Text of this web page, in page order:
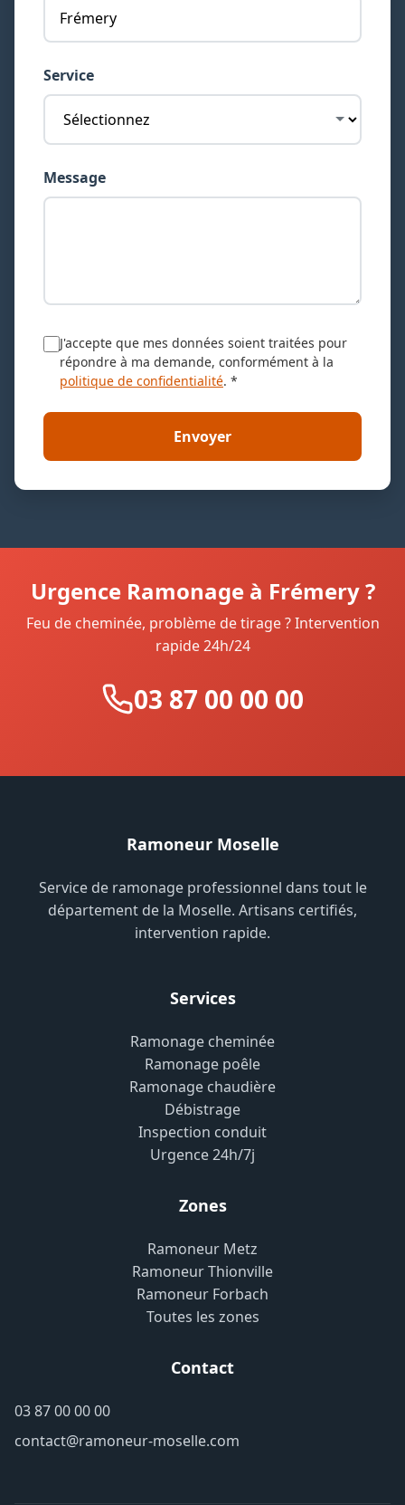
Service
Message
J'accepte que mes données soient traitées pour
répondre à ma demande, conformément à la
politique de confidentialité. *
Envoyer
Urgence Ramonage à Frémery ?
Feu de cheminée, problème de tirage ? Intervention
rapide 24h/24
03 87 00 00 00
Ramoneur Moselle
Service de ramonage professionnel dans tout le
département de la Moselle. Artisans certifiés,
intervention rapide.
Services
Ramonage cheminée
Ramonage poêle
Ramonage chaudière
Débistrage
Inspection conduit
Urgence 24h/7j
Zones
Ramoneur Metz
Ramoneur Thionville
Ramoneur Forbach
Toutes les zones
Contact
03 87 00 00 00
contact@ramoneur-moselle.com